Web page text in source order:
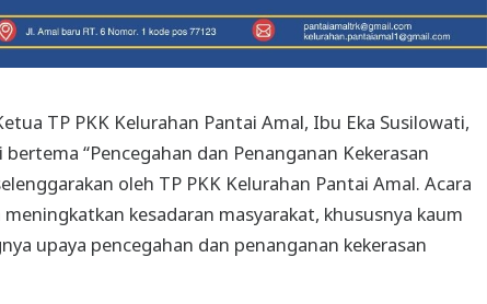
TP PKK Kelurahan Pantai Amal, Ibu Eka Susilowati,
“Pencegahan dan Penanganan Kekerasan
oleh TP PKK Kelurahan Pantai Amal. Acara
kesadaran masyarakat, khususnya kaum
upaya pencegahan dan penanganan kekerasan